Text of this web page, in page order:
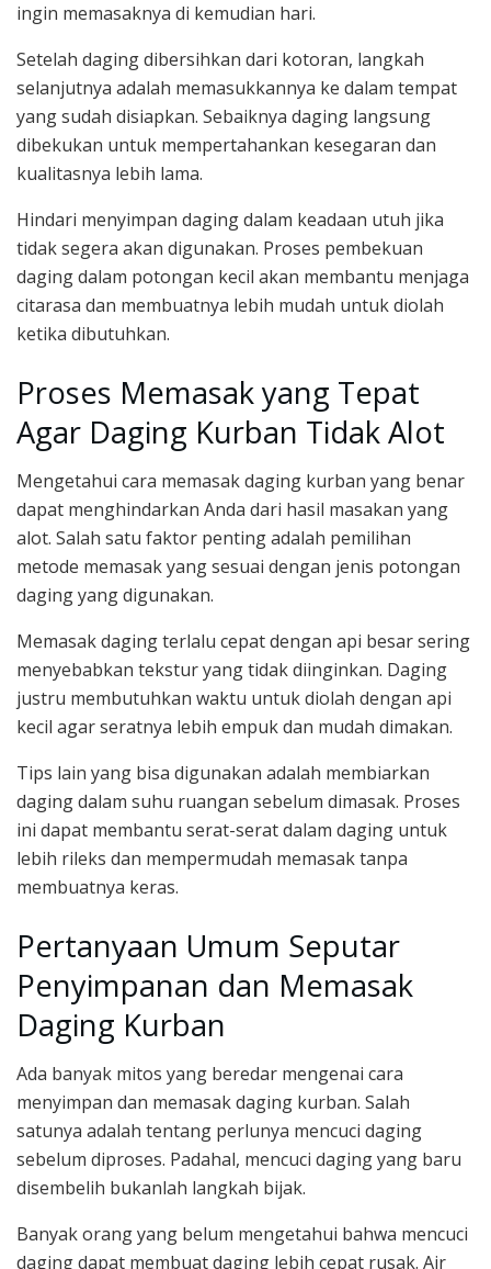
ingin memasaknya di kemudian hari.
Setelah daging dibersihkan dari kotoran, langkah
selanjutnya adalah memasukkannya ke dalam tempat
yang sudah disiapkan. Sebaiknya daging langsung
dibekukan untuk mempertahankan kesegaran dan
kualitasnya lebih lama.
Hindari menyimpan daging dalam keadaan utuh jika
tidak segera akan digunakan. Proses pembekuan
daging dalam potongan kecil akan membantu menjaga
citarasa dan membuatnya lebih mudah untuk diolah
ketika dibutuhkan.
Proses Memasak yang Tepat
Agar Daging Kurban Tidak Alot
Mengetahui cara memasak daging kurban yang benar
dapat menghindarkan Anda dari hasil masakan yang
alot. Salah satu faktor penting adalah pemilihan
metode memasak yang sesuai dengan jenis potongan
daging yang digunakan.
Memasak daging terlalu cepat dengan api besar sering
menyebabkan tekstur yang tidak diinginkan. Daging
justru membutuhkan waktu untuk diolah dengan api
kecil agar seratnya lebih empuk dan mudah dimakan.
Tips lain yang bisa digunakan adalah membiarkan
daging dalam suhu ruangan sebelum dimasak. Proses
ini dapat membantu serat-serat dalam daging untuk
lebih rileks dan mempermudah memasak tanpa
membuatnya keras.
Pertanyaan Umum Seputar
Penyimpanan dan Memasak
Daging Kurban
Ada banyak mitos yang beredar mengenai cara
menyimpan dan memasak daging kurban. Salah
satunya adalah tentang perlunya mencuci daging
sebelum diproses. Padahal, mencuci daging yang baru
disembelih bukanlah langkah bijak.
Banyak orang yang belum mengetahui bahwa mencuci
daging dapat membuat daging lebih cepat rusak. Air